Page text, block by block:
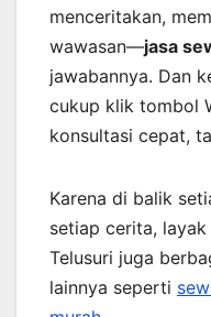
menceritakan,
wawasan—jasa
jawabannya. Dan
cukup klik tombol
konsultasi cepat,
Karena di balik
setiap cerita,
Telusuri juga
lainnya seperti